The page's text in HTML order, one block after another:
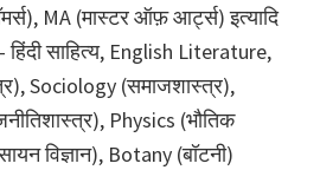
MA (मास्टर ऑफ़ आर्ट्स) इत्यादि
साहित्य, English Literature,
Sociology (समाजशास्त्र),
Physics (भौतिक
विज्ञान), Botany (बॉटनी)